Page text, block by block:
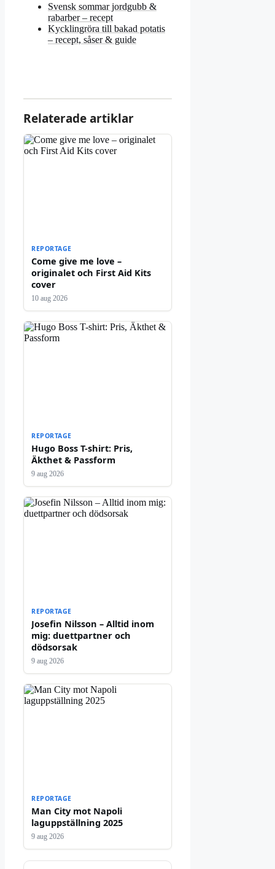
Svensk sommar jordgubb &
rabarber – recept
Kycklingröra till bakad potatis
– recept, såser & guide
Relaterade artiklar
REPORTAGE
Come give me love –
originalet och First Aid Kits
cover
10 aug 2026
REPORTAGE
Hugo Boss T-shirt: Pris,
Äkthet & Passform
9 aug 2026
REPORTAGE
Josefin Nilsson – Alltid inom
mig: duettpartner och
dödsorsak
9 aug 2026
REPORTAGE
Man City mot Napoli
laguppställning 2025
9 aug 2026